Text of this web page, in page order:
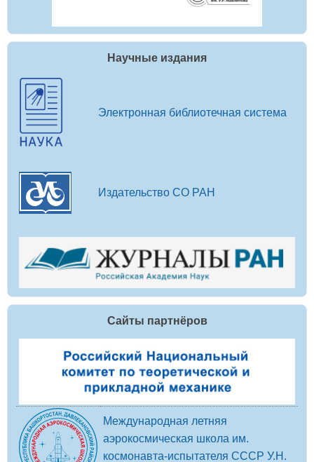
Научные издания
Электронная библиотечная система
Издательство СО РАН
Сайты партнёров
Международная летняя
аэрокосмическая школа им.
космонавта-испытателя СССР У.Н.